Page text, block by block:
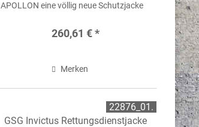
APOLLON eine völlig neue Schutzjacke
260,61 € *
Merken
GSG Invictus Rettungsdienstjacke
22876_01.